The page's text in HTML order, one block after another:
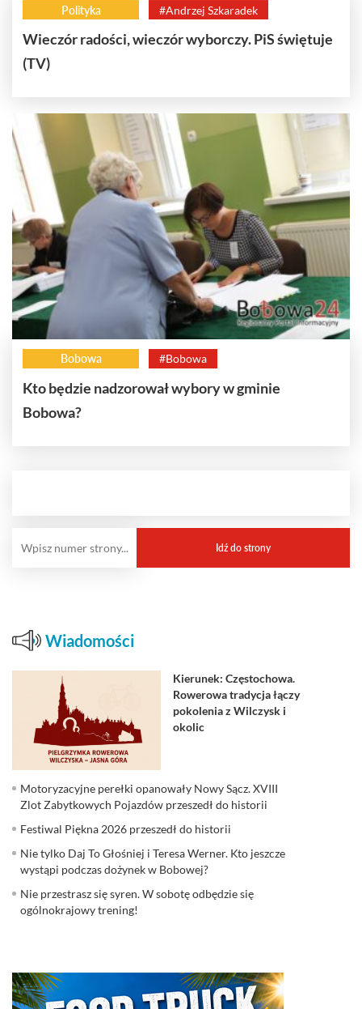
Polityka #Andrzej Szkaradek
Wieczór radości, wieczór wyborczy. PiS świętuje
(TV)
Bobowa #Bobowa
Kto będzie nadzorował wybory w gminie
Bobowa?
Wiadomości
Kierunek: Częstochowa.
Rowerowa tradycja łączy
pokolenia z Wilczysk i
okolic
Motoryzacyjne perełki opanowały Nowy Sącz. XVIII
Zlot Zabytkowych Pojazdów przeszedł do historii
Festiwal Piękna 2026 przeszedł do historii
Nie tylko Daj To Głośniej i Teresa Werner. Kto jeszcze
wystąpi podczas dożynek w Bobowej?
Nie przestrasz się syren. W sobotę odbędzie się
ogólnokrajowy trening!